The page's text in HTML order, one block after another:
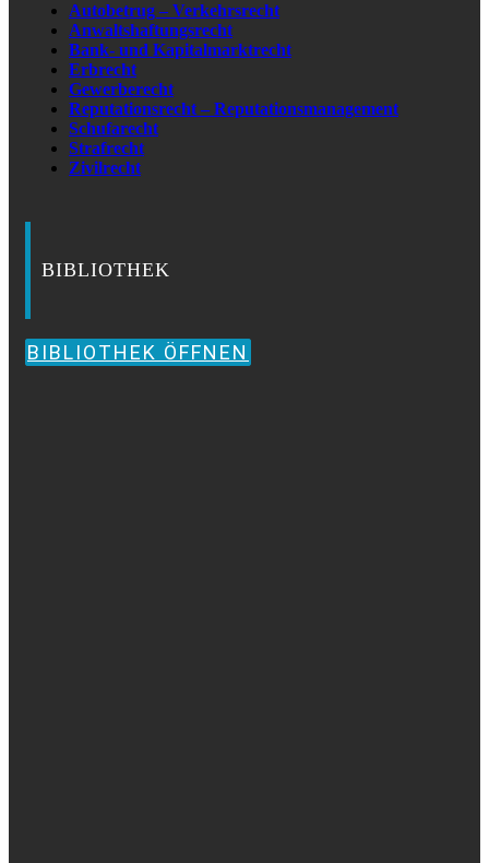
Autobetrug – Verkehrsrecht
Anwaltshaftungsrecht
Bank- und Kapitalmarktrecht
Erbrecht
Gewerberecht
Reputationsrecht – Reputationsmanagement
Schufarecht
Strafrecht
Zivilrecht
BIBLIOTHEK
BIBLIOTHEK ÖFFNEN